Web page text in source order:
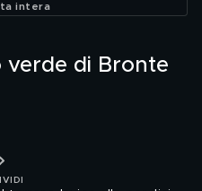
intera
verde di Bronte